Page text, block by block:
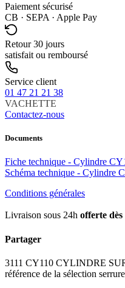
Paiement sécurisé
CB · SEPA · Apple Pay
Retour 30 jours
satisfait ou remboursé
Service client
01 47 21 21 38
VACHETTE
Contactez-nous
Documents
Fiche technique - Cylindre
Schéma technique - Cylindre
Conditions générales
Livraison sous 24h offerte dès
Partager
3111 CY110 CYLINDRE
référence de la sélection